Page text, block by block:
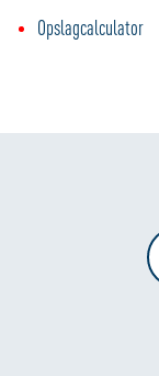
Opslagcalculator